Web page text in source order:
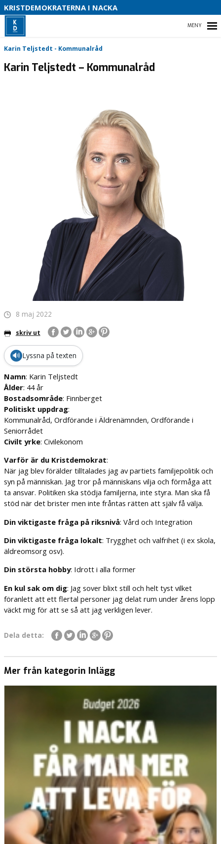
KRISTDEMOKRATERNA I NACKA
HEM
OM KRISTDEMOKRATERNA
VÅRA FÖRETRÄDARE
Karin Teljstedt - Kommunalråd
Karin Teljstedt – Kommunalråd
8 maj 2022
skriv ut
🔊 Lyssna på texten
Namn: Karin Teljstedt
Ålder: 44 år
Bostadsområde: Finnberget
Politiskt uppdrag:
Kommunalråd, Ordförande i Äldrenämnden, Ordförande i
Seniorrådet
Civilt yrke: Civilekonom
Varför är du Kristdemokrat:
När jag blev förälder tilltalades jag av partiets familjepolitik och
syn på människan. Jag tror på människans vilja och förmåga att
ta ansvar. Politiken ska stödja familjerna, inte styra. Man ska få
stöd när det brister men inte fråntas rätten att själv få välja.
Din viktigaste fråga på riksnivå: Vård och Integration
Din viktigaste fråga lokalt: Trygghet och valfrihet (i ex skola,
äldreomsorg osv).
Din största hobby: Idrott i alla former
En kul sak om dig: Jag sover blixt still och helt tyst vilket
föranlett att ett flertal personer jag delat rum under årens lopp
väckt mig för att se så att jag verkligen lever.
Dela detta:
Mer från kategorin Inlägg